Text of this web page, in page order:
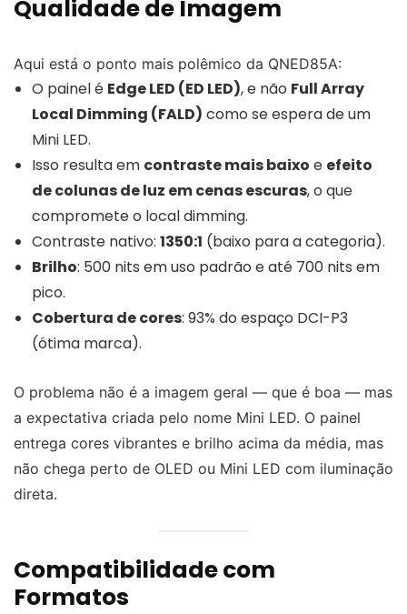
Qualidade de Imagem
Aqui está o ponto mais polêmico da QNED85A:
O painel é Edge LED (ED LED), e não Full Array
Local Dimming (FALD) como se espera de um
Mini LED.
Isso resulta em contraste mais baixo e efeito
de colunas de luz em cenas escuras, o que
compromete o local dimming.
Contraste nativo: 1350:1 (baixo para a categoria).
Brilho: 500 nits em uso padrão e até 700 nits em
pico.
Cobertura de cores: 93% do espaço DCI-P3
(ótima marca).
O problema não é a imagem geral — que é boa — mas
a expectativa criada pelo nome Mini LED. O painel
entrega cores vibrantes e brilho acima da média, mas
não chega perto de OLED ou Mini LED com iluminação
direta.
Compatibilidade com
Formatos